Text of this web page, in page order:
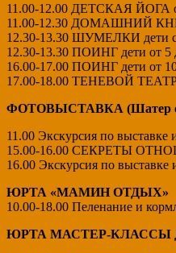
11.00-12.00 ДЕТСКАЯ ЙОГА
11.00-12.30 ДОМАШНИЙ
12.30-13.30 ШУМЕЛКИ дети с
12.30-13.30 ПОИНГ дети от
16.00-17.00 ПОИНГ дети от
17.00-18.00 ТЕНЕВОЙ
ФОТОВЫСТАВКА (Шатер
11.00 Экскурсия по
15.00-16.00 СЕКРЕТЫ
16.00 Экскурсия по
ЮРТА «МАМИН ОТДЫХ»
10.00-18.00 Пеленание и
ЮРТА МАСТЕР-КЛАССЫ